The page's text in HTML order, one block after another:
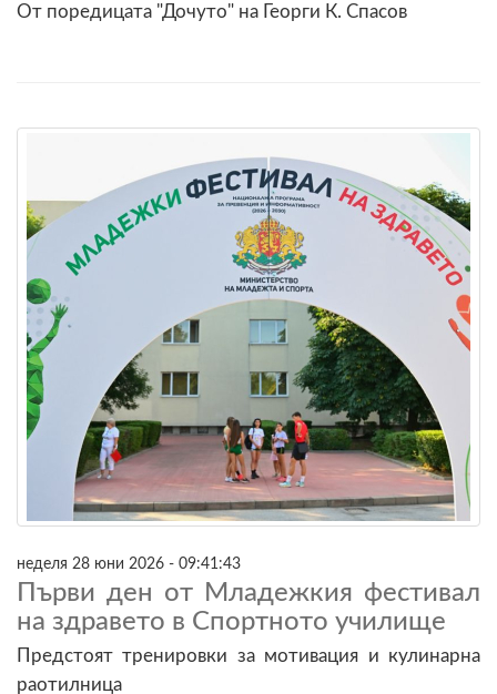
От поредицата "Дочуто" на Георги К. Спасов
неделя 28 юни 2026 - 09:41:43
Първи ден от Младежкия фестивал
на здравето в Спортното училище
Предстоят тренировки за мотивация и кулинарна
раотилница